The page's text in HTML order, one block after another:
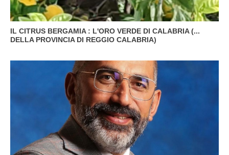
IL CITRUS BERGAMIA : L'ORO VERDE DI CALABRIA (...
DELLA PROVINCIA DI REGGIO CALABRIA)